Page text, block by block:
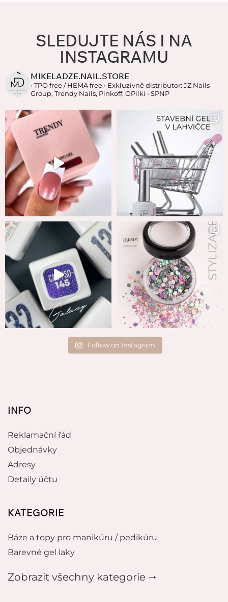
SLEDUJTE NÁS I NA
INSTAGRAMU
MIKELADZE.NAIL.STORE
• TPO free / HEMA free • Exkluzivně distributor: JZ Nails
Group, Trendy Nails, Pinkoff, OPilki • SPNP
Follow on Instagram
INFO
Reklamační řád
Objednávky
Adresy
Detaily účtu
KATEGORIE
Báze a topy pro manikúru / pedikúru
Barevné gel laky
Zobrazit všechny kategorie 🠂